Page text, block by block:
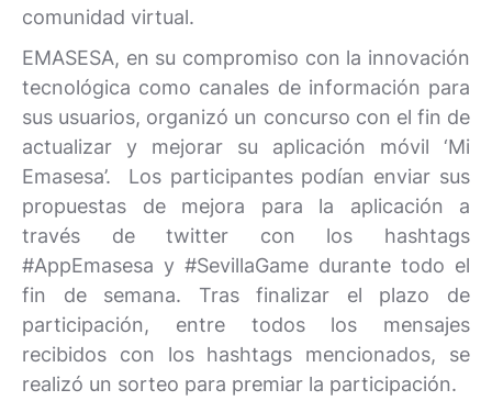
comunidad virtual.
EMASESA, en su compromiso con la innovación
tecnológica como canales de información para
sus usuarios, organizó un concurso con el fin de
actualizar y mejorar su aplicación móvil ‘Mi
Emasesa’. Los participantes podían enviar sus
propuestas de mejora para la aplicación a
través de twitter con los hashtags
#AppEmasesa y #SevillaGame durante todo el
fin de semana. Tras finalizar el plazo de
participación, entre todos los mensajes
recibidos con los hashtags mencionados, se
realizó un sorteo para premiar la participación.